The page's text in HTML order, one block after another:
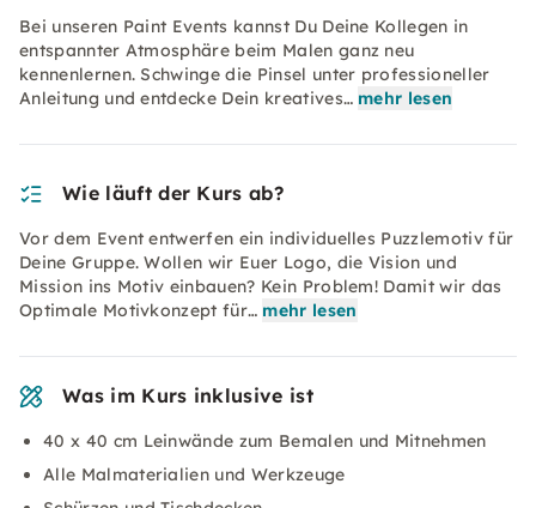
Bei unseren Paint Events kannst Du Deine Kollegen in
entspannter Atmosphäre beim Malen ganz neu
kennenlernen. Schwinge die Pinsel unter professioneller
Anleitung und entdecke Dein kreatives… mehr lesen
Wie läuft der Kurs ab?
Vor dem Event entwerfen ein individuelles Puzzlemotiv für
Deine Gruppe. Wollen wir Euer Logo, die Vision und
Mission ins Motiv einbauen? Kein Problem! Damit wir das
Optimale Motivkonzept für… mehr lesen
Was im Kurs inklusive ist
40 x 40 cm Leinwände zum Bemalen und Mitnehmen
Alle Malmaterialien und Werkzeuge